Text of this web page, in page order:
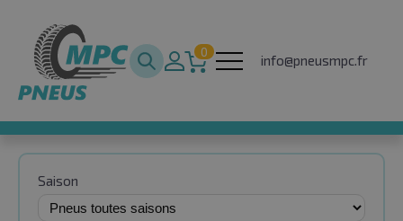
0
info@pneusmpc.fr
Saison